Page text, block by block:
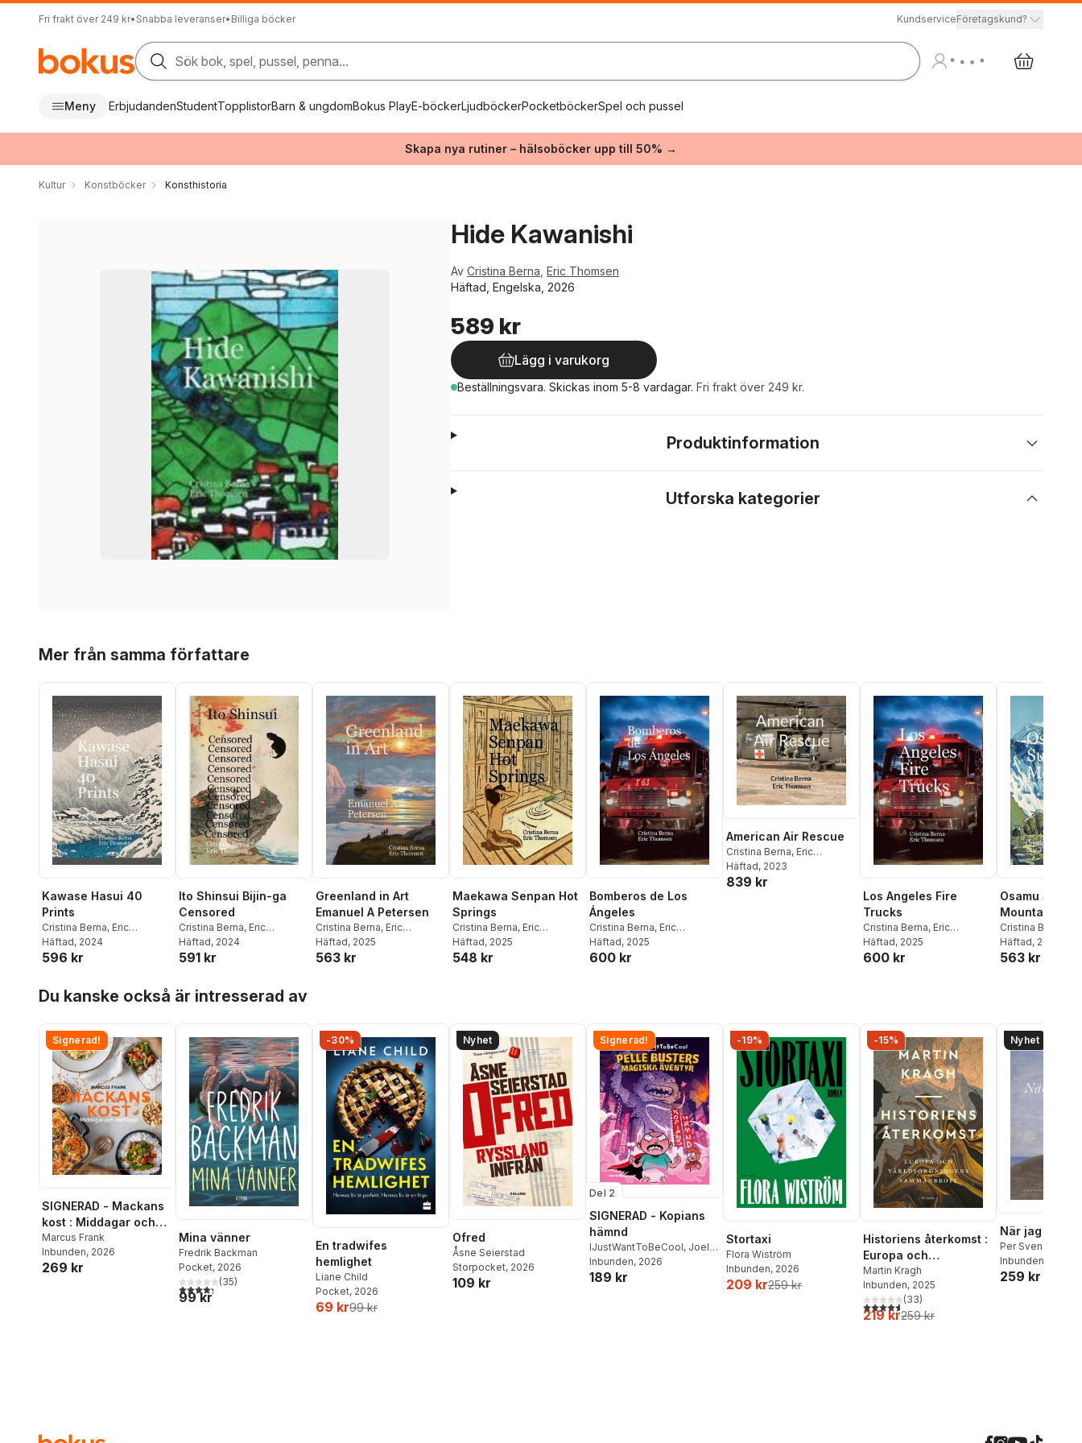
Fri frakt över 249 kr• Snabba leveranser• Billiga böcker KundserviceFöretagskund?
Sök bok, spel, pussel, penna...
Meny ErbjudandenStudentTopplistorBarn & ungdomBokus PlayE-böckerLjudböckerPocketböckerSpel och pussel
Skapa nya rutiner – hälsoböcker upp till 50% →
Kultur Konstböcker Konsthistoria
Hide Kawanishi
Av Cristina Berna Eric Thomsen
Häftad, Engelska, 2026
589 kr
Lägg i varukorg
Beställningsvara. Skickas inom 5-8 vardagar. Fri frakt över 249 kr.
Produktinformation
Utforska kategorier
Mer från samma författare
Kawase Hasui 40
Prints
Cristina Berna, Eric
Thomsen
Häftad, 2024
596 kr
Ito Shinsui Bijin-ga
Censored
Cristina Berna, Eric
Thomsen
Häftad, 2024
591 kr
Greenland in Art
Emanuel A Petersen
Cristina Berna, Eric
Thomsen
Häftad, 2025
563 kr
Maekawa Senpan Hot
Springs
Cristina Berna, Eric
Thomsen
Häftad, 2025
548 kr
Bomberos de Los
Ángeles
Cristina Berna, Eric
Thomsen
Häftad, 2025
600 kr
American Air Rescue
Cristina Berna, Eric
Thomsen
Häftad, 2023
839 kr
Los Angeles Fire
Trucks
Cristina Berna, Eric
Thomsen
Häftad, 2025
600 kr
Osamu
Mountains
Cristina Berna
Thomsen
Häftad, 2025
563 kr
Du kanske också är intresserad av
Signerad!
SIGNERAD - Mackans
kost : Middagar och
matlådor
Marcus Frank
Inbunden, 2026
269 kr
Mina vänner
Fredrik Backman
Pocket, 2026
4,3utav 5 stjärnor. Totalt antal röster:
(35)
99 kr
-30%
En tradwifes
hemlighet
Liane Child
Pocket, 2026
69 kr99 kr
Nyhet
Ofred
Åsne Seierstad
Storpocket, 2026
109 kr
Signerad!
Del 2
SIGNERAD - Kopians
hämnd
IJustWantToBeCool, Joel
Adolphson,Emil Ejdemo
Beer ,Victor Beer
Inbunden, 2026
189 kr
-19%
Stortaxi
Flora Wiström
Inbunden, 2026
209 kr259 kr
-15%
Historiens återkomst :
Europa och
världsordningens
sammanbrott
Martin Kragh
Inbunden, 2025
4,6utav 5 stjärnor. Totalt antal röster:
(33)
219 kr259 kr
Nyhet
När jag dog
Per Svensson
Inbunden
259 kr